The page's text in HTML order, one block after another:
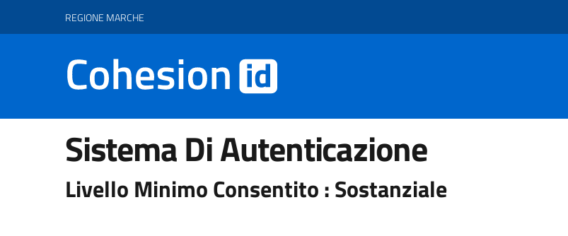
REGIONE MARCHE
Sistema Di Autenticazione
Livello Minimo Consentito : Sostanziale